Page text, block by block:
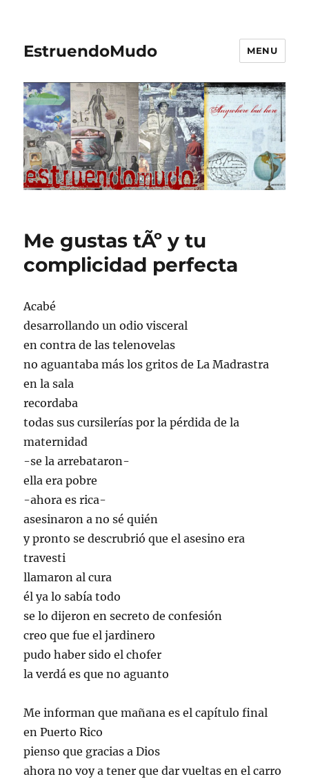
EstruendoMudo MENU
Me gustas tÃº y tu
complicidad perfecta
Acabé
desarrollando un odio visceral
en contra de las telenovelas
no aguantaba más los gritos de La Madrastra
en la sala
recordaba
todas sus cursilerías por la pérdida de la
maternidad
-se la arrebataron-
ella era pobre
-ahora es rica-
asesinaron a no sé quién
y pronto se descrubrió que el asesino era
travesti
llamaron al cura
él ya lo sabía todo
se lo dijeron en secreto de confesión
creo que fue el jardinero
pudo haber sido el chofer
la verdá es que no aguanto
Me informan que mañana es el capítulo final
en Puerto Rico
pienso que gracias a Dios
ahora no voy a tener que dar vueltas en el carro